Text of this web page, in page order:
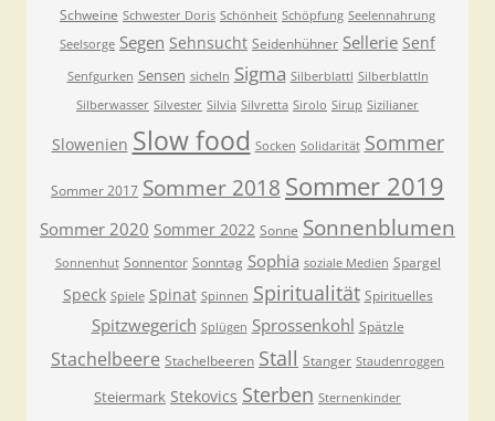
Schweine Schwester Doris Schönheit Schöpfung Seelennahrung
Seelsorge Segen Sehnsucht Seidenhühner Sellerie Senf
Senfgurken Sensen sicheln Sigma Silberblattl Silberblattln
Silberwasser Silvester Silvia Silvretta Sirolo Sirup Sizilianer
Slowenien Slow food Socken Solidarität Sommer
Sommer 2017 Sommer 2018 Sommer 2019
Sommer 2020 Sommer 2022 Sonne Sonnenblumen
Sonnenhut Sonnentor Sonntag Sophia soziale Medien Spargel
Speck Spiele Spinat Spinnen Spiritualität Spirituelles
Spitzwegerich Splügen Sprossenkohl Spätzle
Stachelbeere Stachelbeeren Stall Stanger Staudenroggen
Steiermark Stekovics Sterben Sternenkinder